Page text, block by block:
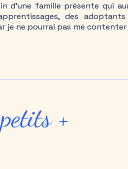
d’une famille présente qui
des
je ne pourrai pas me
+